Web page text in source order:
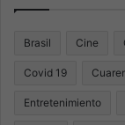
Brasil Cine
Covid 19
Entretenimiento